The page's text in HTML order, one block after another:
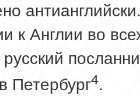
к Англии во
Петербург4.